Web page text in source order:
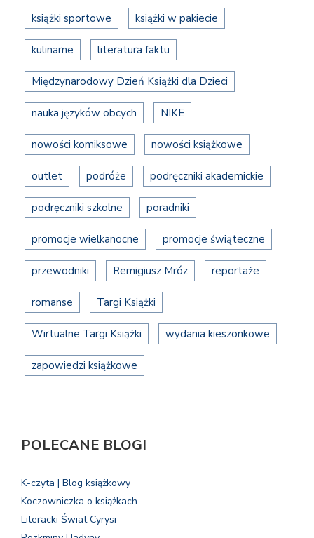
książki sportowe książki w pakiecie
kulinarne literatura faktu
Międzynarodowy Dzień Książki dla Dzieci
nauka języków obcych NIKE
nowości komiksowe nowości książkowe
outlet podróże podręczniki akademickie
podręczniki szkolne poradniki
promocje wielkanocne promocje świąteczne
przewodniki Remigiusz Mróz reportaże
romanse Targi Książki
Wirtualne Targi Książki wydania kieszonkowe
zapowiedzi książkowe
POLECANE BLOGI
K-czyta | Blog książkowy
Koczowniczka o książkach
Literacki Świat Cyrysi